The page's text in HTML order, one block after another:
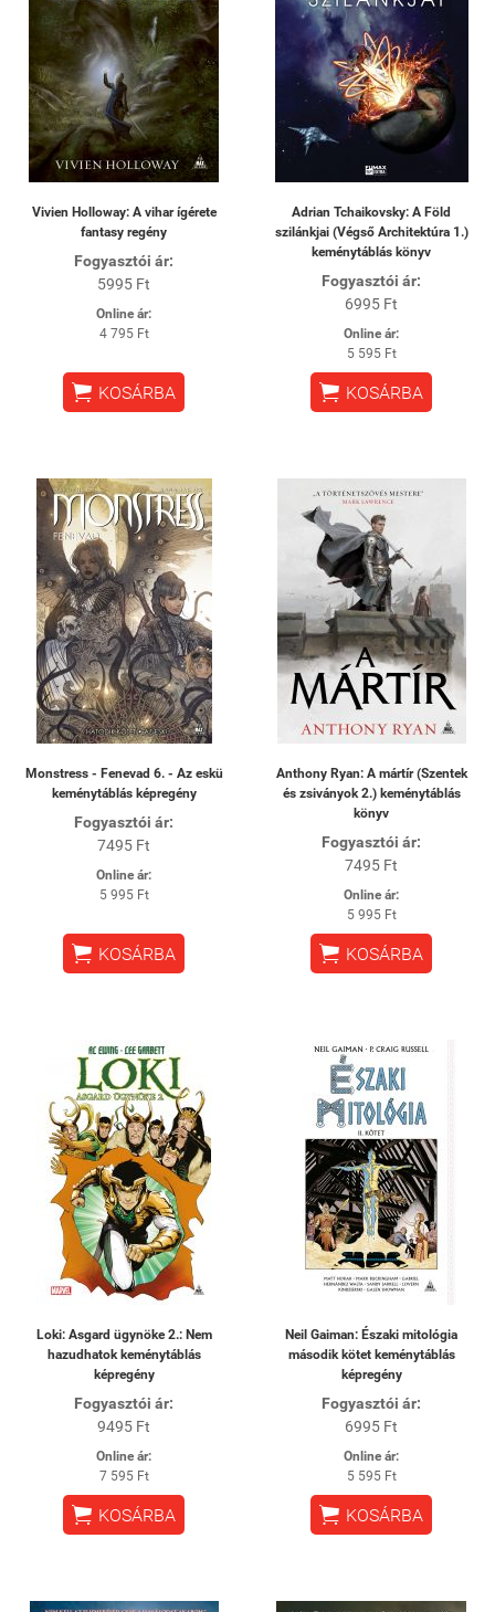
Vivien Holloway: A vihar ígérete
fantasy regény
Fogyasztói ár:
5995 Ft
Online ár:
4 795 Ft
 KOSÁRBA
Adrian Tchaikovsky: A Föld
szilánkjai (Végső Architektúra 1.)
keménytáblás könyv
Fogyasztói ár:
6995 Ft
Online ár:
5 595 Ft
 KOSÁRBA
Monstress - Fenevad 6. - Az eskü
keménytáblás képregény
Fogyasztói ár:
7495 Ft
Online ár:
5 995 Ft
 KOSÁRBA
Anthony Ryan: A mártír (Szentek
és zsiványok 2.) keménytáblás
könyv
Fogyasztói ár:
7495 Ft
Online ár:
5 995 Ft
 KOSÁRBA
Loki: Asgard ügynöke 2.: Nem
hazudhatok keménytáblás
képregény
Fogyasztói ár:
9495 Ft
Online ár:
7 595 Ft
 KOSÁRBA
Neil Gaiman: Északi mitológia
második kötet keménytáblás
képregény
Fogyasztói ár:
6995 Ft
Online ár:
5 595 Ft
 KOSÁRBA